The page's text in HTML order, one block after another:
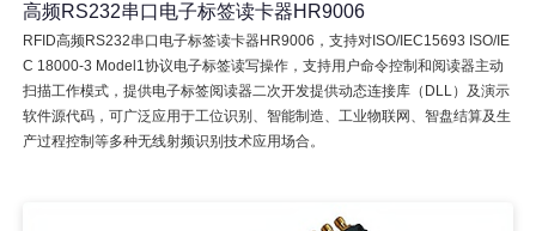
高频RS232串口电子标签读卡器HR9006
RFID高频RS232串口电子标签读卡器HR9006，支持对ISO/IEC15693 ISO/IE
C 18000-3 Model1协议电子标签读写操作，支持用户命令控制和阅读器主动
扫描工作模式，提供电子标签阅读器二次开发提供动态连接库（DLL）及演示
软件源代码，可广泛应用于工位识别、智能制造、工业物联网、智盘结算及生
产过程控制等多种无线射频识别技术应用场合。